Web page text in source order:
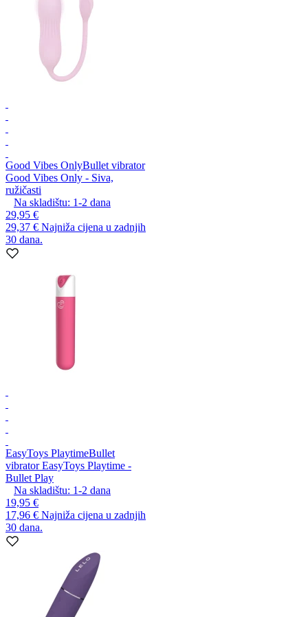
Good Vibes OnlyBullet vibrator
Good Vibes Only - Siva,
ružičasti
Na skladištu: 1-2 dana
29,95 €
29,37 € Najniža cijena u zadnjih
30 dana.
EasyToys PlaytimeBullet
vibrator EasyToys Playtime -
Bullet Play
Na skladištu: 1-2 dana
19,95 €
17,96 € Najniža cijena u zadnjih
30 dana.